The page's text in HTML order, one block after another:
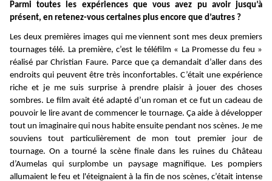
Parmi toutes les expériences que vous avez pu avoir jusqu’à
présent, en retenez-vous certaines plus encore que d’autres ?
Les deux premières images qui me viennent sont mes deux premiers
tournages télé. La première, c’est le téléfilm « La Promesse du feu »
réalisé par Christian Faure. Parce que ça demandait d’aller dans des
endroits qui peuvent être très inconfortables. C’était une expérience
riche et je me suis surprise à prendre plaisir à jouer des choses
sombres. Le film avait été adapté d’un roman et ce fut un cadeau de
pouvoir le lire avant de commencer le tournage. Ça aide à développer
tout un imaginaire qui nous habite ensuite pendant nos scènes. Je me
souviens tout particulièrement de mon tout premier jour de
tournage. On a tourné la scène finale dans les ruines du Château
d’Aumelas qui surplombe un paysage magnifique. Les pompiers
allumaient le feu et l'éteignaient à la fin de nos scènes, c’était intense